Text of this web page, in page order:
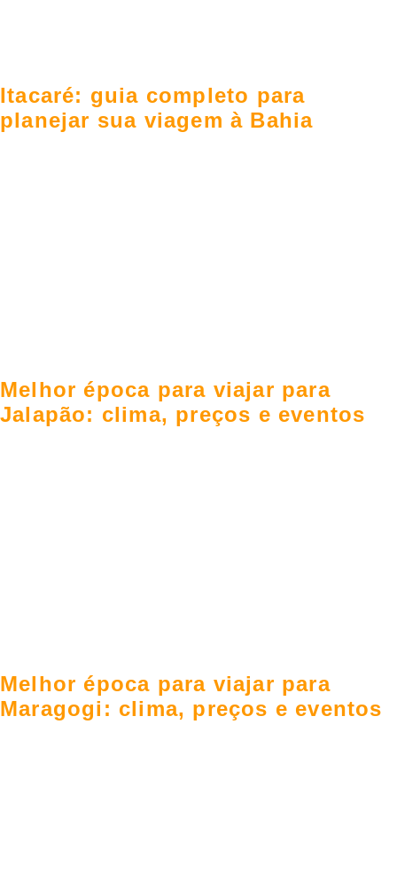
Itacaré: guia completo para
planejar sua viagem à Bahia
Melhor época para viajar para
Jalapão: clima, preços e eventos
Melhor época para viajar para
Maragogi: clima, preços e eventos